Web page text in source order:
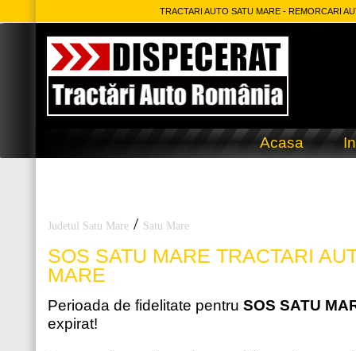
TRACTARI AUTO SATU MARE - REMORCARI
Acasa
Judetul Satu Mare / Satu Mare
SOS SATU MARE TRACTARI
MARE
Perioada de fidelitate pentru SOS SATU
expirat!